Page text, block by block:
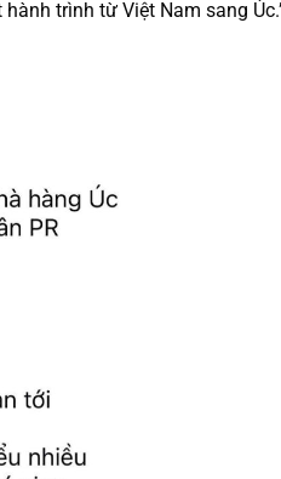
trình từ Việt Nam sang